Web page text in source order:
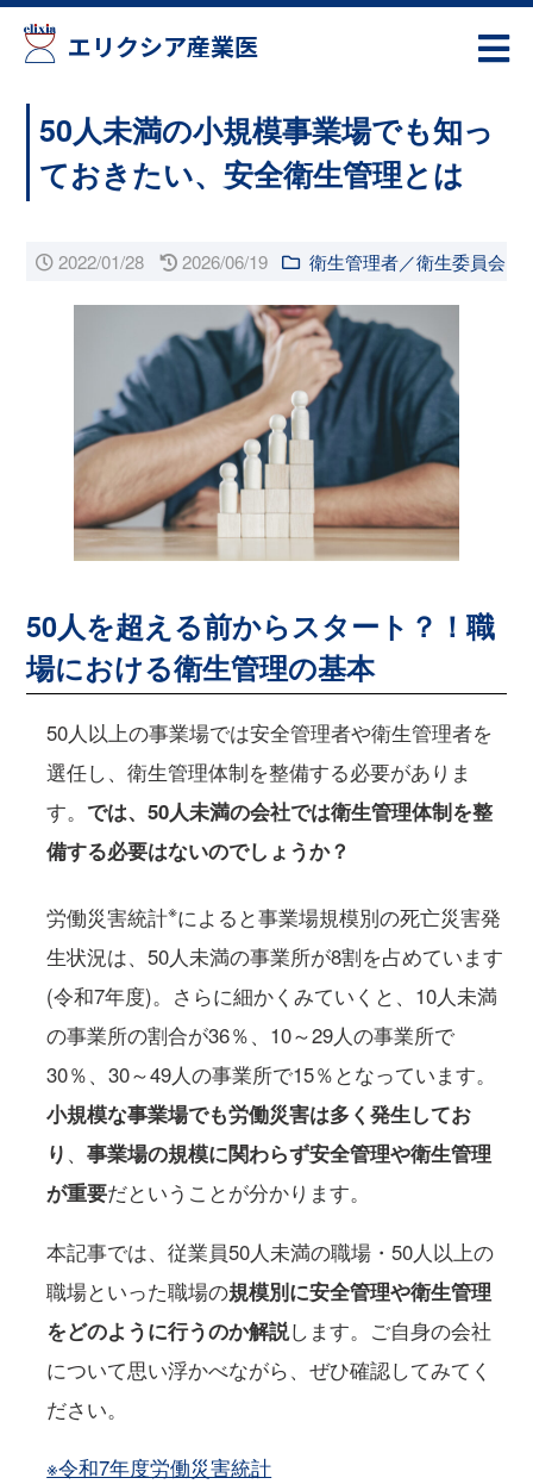
エリクシア産業医
50人未満の小規模事業場でも知っ
ておきたい、安全衛生管理とは
2022/01/28 2026/06/19 衛生管理者／衛生委員会
50人を超える前からスタート？！職
場における衛生管理の基本
50人以上の事業場では安全管理者や衛生管理者を
選任し、衛生管理体制を整備する必要がありま
す。では、50人未満の会社では衛生管理体制を整
備する必要はないのでしょうか？
労働災害統計※によると事業場規模別の死亡災害発
生状況は、50人未満の事業所が8割を占めています
(令和7年度)。さらに細かくみていくと、10人未満
の事業所の割合が36％、10～29人の事業所で
30％、30～49人の事業所で15％となっています。
小規模な事業場でも労働災害は多く発生してお
り 、事業場の規模に関わらず安全管理や衛生管理
が重要だということが分かります。
本記事では、従業員50人未満の職場・50人以上の
職場といった職場の規模別に安全管理や衛生管理
をどのように行うのか解説します。ご自身の会社
について思い浮かべながら、ぜひ確認してみてく
ださい。
※令和7年度労働災害統計